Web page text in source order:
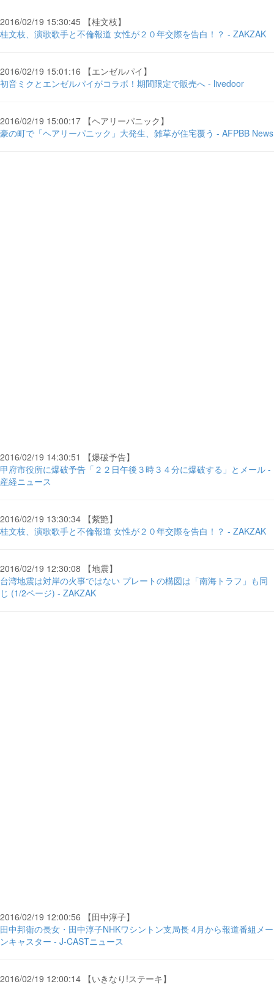
2016/02/19 15:30:45 【桂文枝】
桂文枝、演歌歌手と不倫報道 女性が２０年交際を告白！？ - ZAKZAK
2016/02/19 15:01:16 【エンゼルパイ】
初音ミクとエンゼルパイがコラボ！期間限定で販売へ - livedoor
2016/02/19 15:00:17 【ヘアリーパニック】
豪の町で「ヘアリーパニック」大発生、雑草が住宅覆う - AFPBB News
2016/02/19 14:30:51 【爆破予告】
甲府市役所に爆破予告「２２日午後３時３４分に爆破する」とメール -
産経ニュース
2016/02/19 13:30:34 【紫艶】
桂文枝、演歌歌手と不倫報道 女性が２０年交際を告白！？ - ZAKZAK
2016/02/19 12:30:08 【地震】
台湾地震は対岸の火事ではない プレートの構図は「南海トラフ」も同
じ (1/2ページ) - ZAKZAK
2016/02/19 12:00:56 【田中淳子】
田中邦衛の長女・田中淳子NHKワシントン支局長 4月から報道番組メー
ンキャスター - J-CASTニュース
2016/02/19 12:00:14 【いきなり!ステーキ】